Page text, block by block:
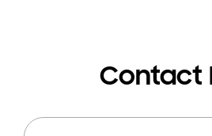
Contact